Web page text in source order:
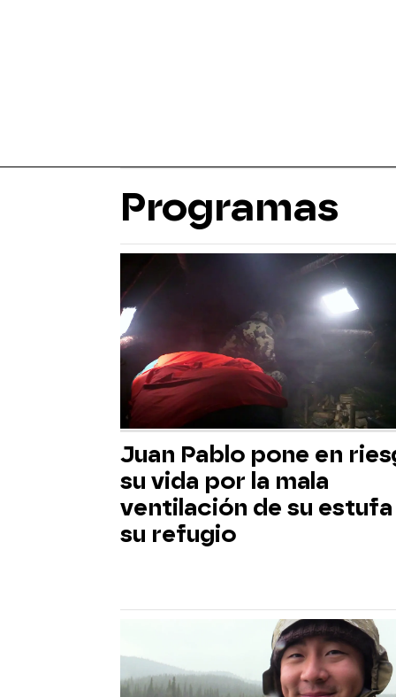
Programas
Juan Pablo pone en
su vida por la mala
ventilación de su estufa
su refugio